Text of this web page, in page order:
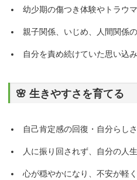
幼少期の傷つき体験やトラウマ
親子関係、いじめ、人間関係
自分を責め続けていた思い込み
🌸 生きやすさを育てる
自己肯定感の回復・自分らし
人に振り回されず、自分の人
心が穏やかになり、不安が軽